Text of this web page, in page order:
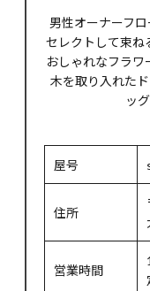
男性オーナーフロ
セレクトして束ね
おしゃれなフラワ
木を取り入れた
ッ
屋号
住所
営業時間